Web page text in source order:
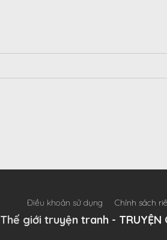
Điều khoản sử dụng Chính sách
Thế giới truyện tranh -